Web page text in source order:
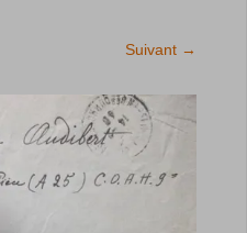
Suivant →